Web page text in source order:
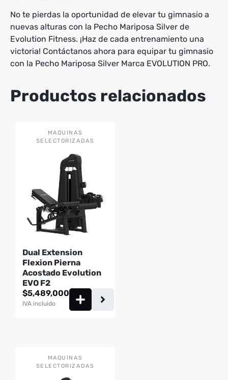
No te pierdas la oportunidad de elevar tu gimnasio a
nuevas alturas con la Pecho Mariposa Silver de
Evolution Fitness. ¡Haz de cada entrenamiento una
victoria! Contáctanos ahora para equipar tu gimnasio
con la Pecho Mariposa Silver Marca EVOLUTION PRO.
Productos relacionados
MAQUINAS
SELECTORIZADAS
Dual Extension
Flexion Pierna
Acostado Evolution
EVO F2
$5,489,000
IVA incluido
MAQUINAS
SELECTORIZADAS